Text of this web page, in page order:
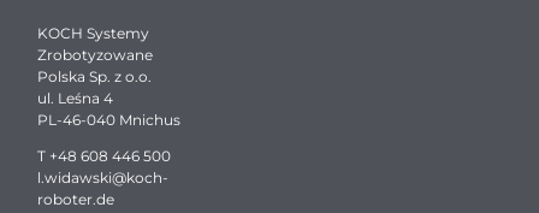
KOCH Systemy
Zrobotyzowane
Polska Sp. z o.o.
ul. Leśna 4
PL-46-040 Mnichus
T +48 608 446 500
l.widawski@koch-
roboter.de